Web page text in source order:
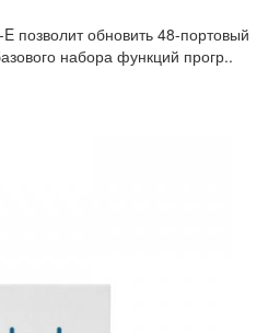
позволит обновить 48-портовый
набора функций прогр..